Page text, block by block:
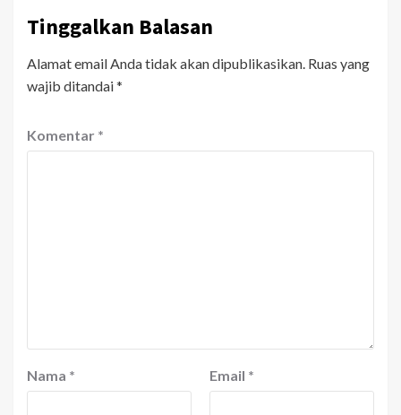
Tinggalkan Balasan
Alamat email Anda tidak akan dipublikasikan. Ruas yang
wajib ditandai*
Komentar *
Nama * Email *